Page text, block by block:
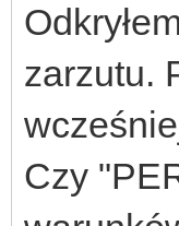
zarzutu.
Czy